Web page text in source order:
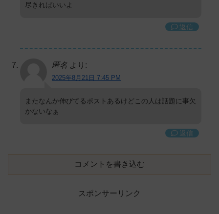
尽きればいいよ
返信
匿名 より:
2025年8月21日 7:45 PM
またなんか伸びてるポストあるけどこの人は話題に事欠
かないなぁ
返信
コメントを書き込む
スポンサーリンク